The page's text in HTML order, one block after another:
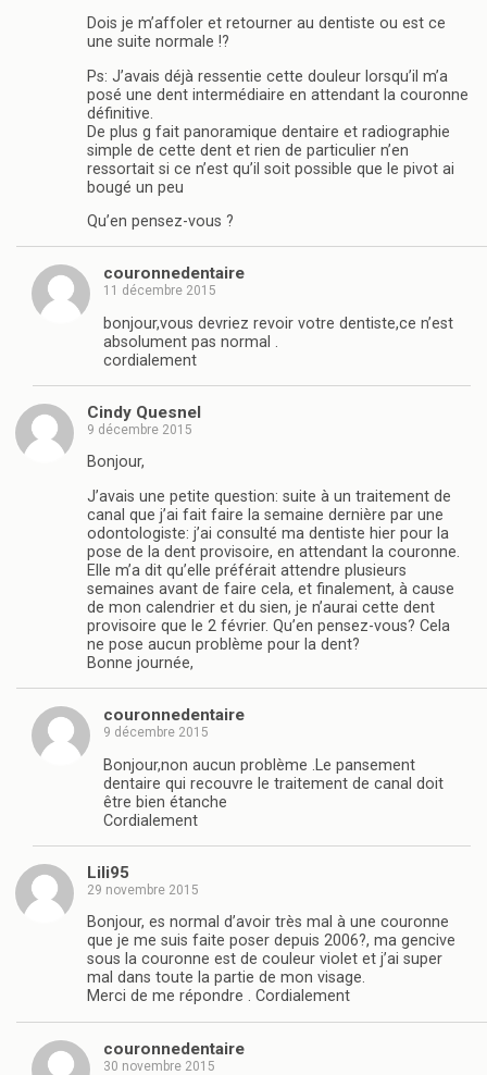
Dois je m’affoler et retourner au dentiste ou est ce
une suite normale !?
Ps: J’avais déjà ressentie cette douleur lorsqu’il m’a
posé une dent intermédiaire en attendant la couronne
définitive.
De plus g fait panoramique dentaire et radiographie
simple de cette dent et rien de particulier n’en
ressortait si ce n’est qu’il soit possible que le pivot ai
bougé un peu
Qu’en pensez-vous ?
couronnedentaire
11 décembre 2015
bonjour,vous devriez revoir votre dentiste,ce n’est
absolument pas normal .
cordialement
Cindy Quesnel
9 décembre 2015
Bonjour,
J’avais une petite question: suite à un traitement de
canal que j’ai fait faire la semaine dernière par une
odontologiste: j’ai consulté ma dentiste hier pour la
pose de la dent provisoire, en attendant la couronne.
Elle m’a dit qu’elle préférait attendre plusieurs
semaines avant de faire cela, et finalement, à cause
de mon calendrier et du sien, je n’aurai cette dent
provisoire que le 2 février. Qu’en pensez-vous? Cela
ne pose aucun problème pour la dent?
Bonne journée,
couronnedentaire
9 décembre 2015
Bonjour,non aucun problème .Le pansement
dentaire qui recouvre le traitement de canal doit
être bien étanche
Cordialement
Lili95
29 novembre 2015
Bonjour, es normal d’avoir très mal à une couronne
que je me suis faite poser depuis 2006?, ma gencive
sous la couronne est de couleur violet et j’ai super
mal dans toute la partie de mon visage.
Merci de me répondre . Cordialement
couronnedentaire
30 novembre 2015